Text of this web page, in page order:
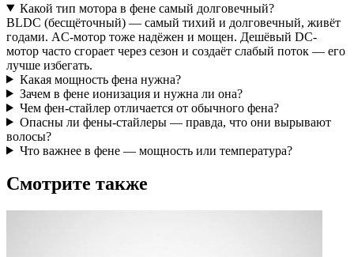
Какой тип мотора в фене самый долговечный?
BLDC (бесщёточный) — самый тихий и долговечный, живёт
годами. AC-мотор тоже надёжен и мощен. Дешёвый DC-
мотор часто сгорает через сезон и создаёт слабый поток — его
лучше избегать.
Какая мощность фена нужна?
Зачем в фене ионизация и нужна ли она?
Чем фен-стайлер отличается от обычного фена?
Опасны ли фены-стайлеры — правда, что они вырывают
волосы?
Что важнее в фене — мощность или температура?
Смотрите также